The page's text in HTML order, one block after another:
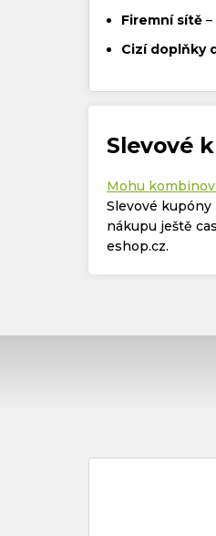
Firemní sítě
Cizí doplňky
Slevové
Mohu
Slevové
nákupu ještě
eshop.cz.